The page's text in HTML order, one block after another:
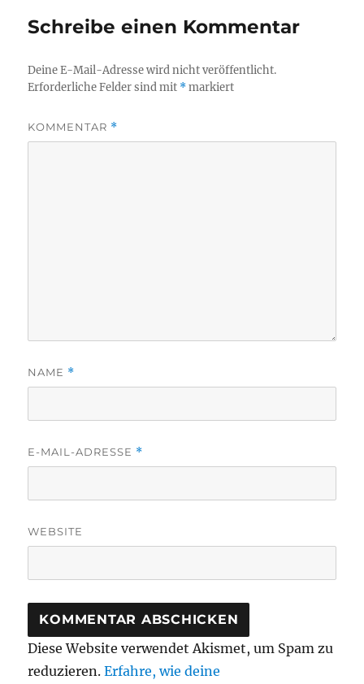
Schreibe einen Kommentar
Deine E-Mail-Adresse wird nicht veröffentlicht.
Erforderliche Felder sind mit *markiert
KOMMENTAR *
NAME *
E-MAIL-ADRESSE *
WEBSITE
Diese Website verwendet Akismet, um Spam zu
reduzieren.Erfahre, wie deine